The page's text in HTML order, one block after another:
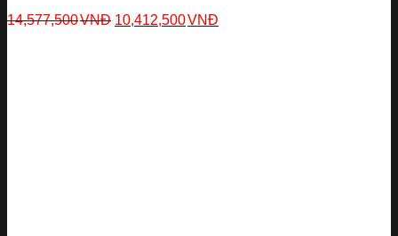
14,577,500VNĐ 10,412,500VNĐ